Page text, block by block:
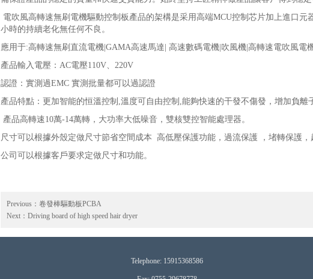
電吹風高轉速無刷電機驅動控制板產品的架構是采用高端MCU控制芯片加上進口元
小時的持續老化無任何不良。
應用于:高轉速無刷直流電機|GAMA高速馬達| 高速數碼電機|吹風機|高轉速電吹風電
產品輸入電壓： AC電壓110V、220V
認證：實測過EMC 實測批量都可以過認證
產品特點：更加智能的恒溫控制,溫度可自由控制 ,能夠快速的干發不傷發，增加負離
產品高轉速10萬-14萬轉，大功率大低噪音，雙核雙控智能處理器。
尺寸可以根據外殼定做尺寸節省空間成本 高低壓保護功能，過流保護 ，堵轉保護
公司可以根據客戶要求定做尺寸和功能。
Previous： 卷發棒驅動板PCBA
Next： Driving board of high speed hair dryer
Telephone: 15915368586